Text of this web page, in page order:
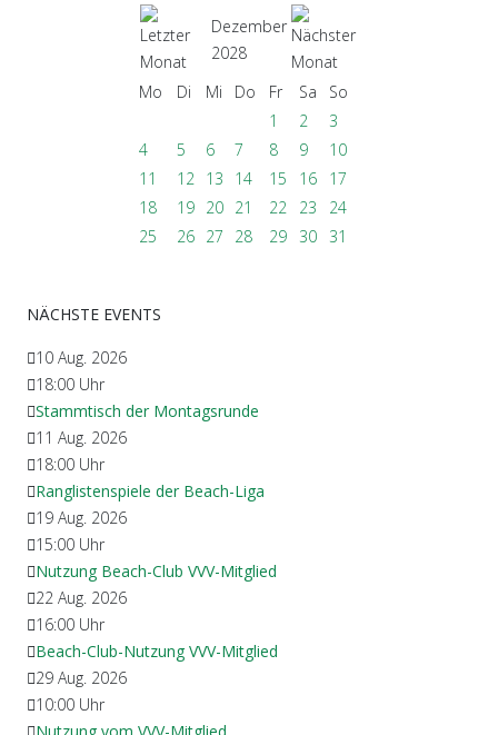
Dezember
2028
Mo
Di Mi Do Fr Sa
So
1
2
3
4
5 6 7 8 9
10
11
12 13 14 15 16
17
18
19 20 21 22 23
24
25
26 27 28 29 30 31
NÄCHSTE EVENTS
10 Aug. 2026
18:00 Uhr
Stammtisch der Montagsrunde
11 Aug. 2026
18:00 Uhr
Ranglistenspiele der Beach-Liga
19 Aug. 2026
15:00 Uhr
Nutzung Beach-Club VVV-Mitglied
22 Aug. 2026
16:00 Uhr
Beach-Club-Nutzung VVV-Mitglied
29 Aug. 2026
10:00 Uhr